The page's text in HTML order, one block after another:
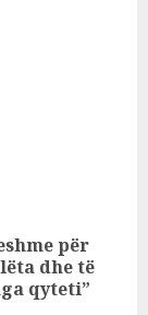
për
dhe të
qyteti”